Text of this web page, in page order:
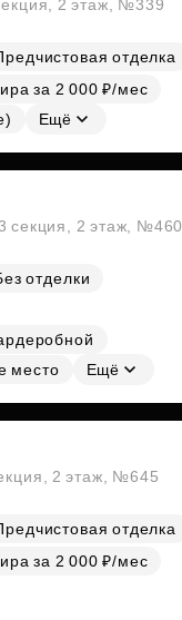
2 этаж, №339
отделка
за 2 000 ₽/мес
Ещё
секция, 2 этаж, №460
отделки
место
Ещё
2 этаж, №645
отделка
за 2 000 ₽/мес